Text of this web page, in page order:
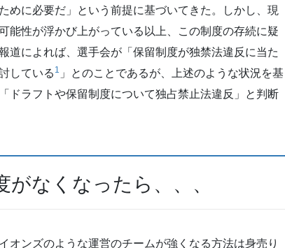
めに必要だ」という前提に基づいてきた。しかし、現
能性が浮かび上がっている以上、この制度の存続に疑
道によれば、選手会が「保留制度が独禁法違反に当た
している 1 」とのことであるが、上述のような状況を基
ドラフトや保留制度について独占禁止法違反」と判断
なくなったら、、、
オンズのような運営のチームが強くなる方法は身売り